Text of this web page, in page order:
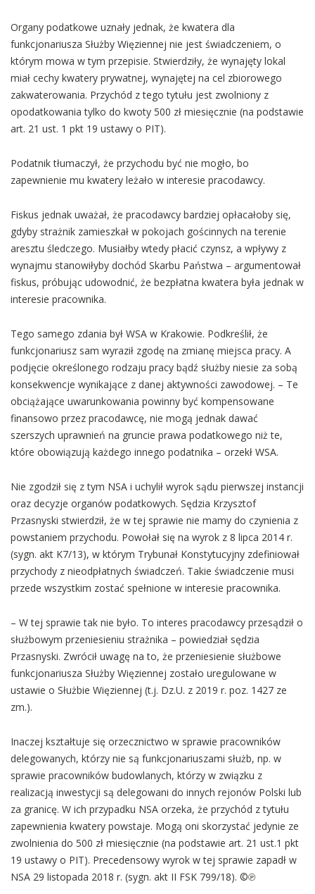
Organy podatkowe uznały jednak, że kwatera dla
funkcjonariusza Służby Więziennej nie jest świadczeniem, o
którym mowa w tym przepisie. Stwierdziły, że wynajęty lokal
miał cechy kwatery prywatnej, wynajętej na cel zbiorowego
zakwaterowania. Przychód z tego tytułu jest zwolniony z
opodatkowania tylko do kwoty 500 zł miesięcznie (na podstawie
art. 21 ust. 1 pkt 19 ustawy o PIT).
Podatnik tłumaczył, że przychodu być nie mogło, bo
zapewnienie mu kwatery leżało w interesie pracodawcy.
Fiskus jednak uważał, że pracodawcy bardziej opłacałoby się,
gdyby strażnik zamieszkał w pokojach gościnnych na terenie
aresztu śledczego. Musiałby wtedy płacić czynsz, a wpływy z
wynajmu stanowiłyby dochód Skarbu Państwa – argumentował
fiskus, próbując udowodnić, że bezpłatna kwatera była jednak w
interesie pracownika.
Tego samego zdania był WSA w Krakowie. Podkreślił, że
funkcjonariusz sam wyraził zgodę na zmianę miejsca pracy. A
podjęcie określonego rodzaju pracy bądź służby niesie za sobą
konsekwencje wynikające z danej aktywności zawodowej. – Te
obciążające uwarunkowania powinny być kompensowane
finansowo przez pracodawcę, nie mogą jednak dawać
szerszych uprawnień na gruncie prawa podatkowego niż te,
które obowiązują każdego innego podatnika – orzekł WSA.
Nie zgodził się z tym NSA i uchylił wyrok sądu pierwszej instancji
oraz decyzje organów podatkowych. Sędzia Krzysztof
Przasnyski stwierdził, że w tej sprawie nie mamy do czynienia z
powstaniem przychodu. Powołał się na wyrok z 8 lipca 2014 r.
(sygn. akt K7/13), w którym Trybunał Konstytucyjny zdefiniował
przychody z nieodpłatnych świadczeń. Takie świadczenie musi
przede wszystkim zostać spełnione w interesie pracownika.
– W tej sprawie tak nie było. To interes pracodawcy przesądził o
służbowym przeniesieniu strażnika – powiedział sędzia
Przasnyski. Zwrócił uwagę na to, że przeniesienie służbowe
funkcjonariusza Służby Więziennej zostało uregulowane w
ustawie o Służbie Więziennej (t.j. Dz.U. z 2019 r. poz. 1427 ze
zm.).
Inaczej kształtuje się orzecznictwo w sprawie pracowników
delegowanych, którzy nie są funkcjonariuszami służb, np. w
sprawie pracowników budowlanych, którzy w związku z
realizacją inwestycji są delegowani do innych rejonów Polski lub
za granicę. W ich przypadku NSA orzeka, że przychód z tytułu
zapewnienia kwatery powstaje. Mogą oni skorzystać jedynie ze
zwolnienia do 500 zł miesięcznie (na podstawie art. 21 ust.1 pkt
19 ustawy o PIT). Precedensowy wyrok w tej sprawie zapadł w
NSA 29 listopada 2018 r. (sygn. akt II FSK 799/18). ©℗